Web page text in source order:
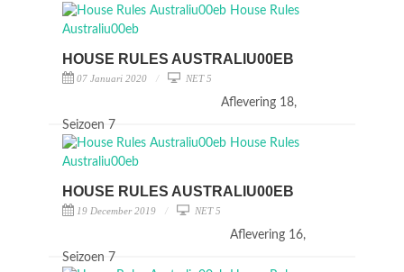
HOUSE RULES AUSTRALIU00EB
07 Januari 2020 NET 5
Aflevering 18,
Seizoen 7
HOUSE RULES AUSTRALIU00EB
19 December 2019 NET 5
Aflevering 16,
Seizoen 7